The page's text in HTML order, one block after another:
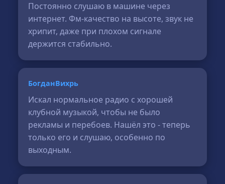
Постоянно слушаю в машине через
интернет. Фм-качество на высоте, звук не
хрипит, даже при плохом сигнале
держится стабильно.
БогданВихрь
Искал нормальное радио с хорошей
клубной музыкой, чтобы не было
рекламы и перебоев. Нашёл это - теперь
только его и слушаю, особенно по
выходным.